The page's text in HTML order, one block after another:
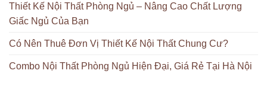
Thiết Kế Nội Thất Phòng Ngủ – Nâng Cao Chất Lượng
Giấc Ngủ Của Bạn
Có Nên Thuê Đơn Vị Thiết Kế Nội Thất Chung Cư?
Combo Nội Thất Phòng Ngủ Hiện Đại, Giá Rẻ Tại Hà Nội